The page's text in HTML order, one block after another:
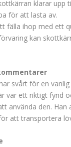
klarar upp
för att lasta av.
fälla ihop med ett
kan
svårt för en
var ett riktigt fynd
använda den. Han
att transportera